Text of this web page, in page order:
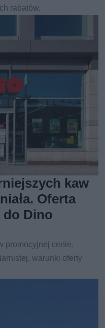
rabatów.
kaw
Oferta
do Dino
promocyjnej cenie.
warunki oferty